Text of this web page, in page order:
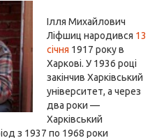
Ілля Михайлович
Ліфшиц народився 13
січня 1917 року в
Харкові. У 1936 році
закінчив Харківський
університет, а через
два роки —
Харківський
з 1937 по 1968 роки